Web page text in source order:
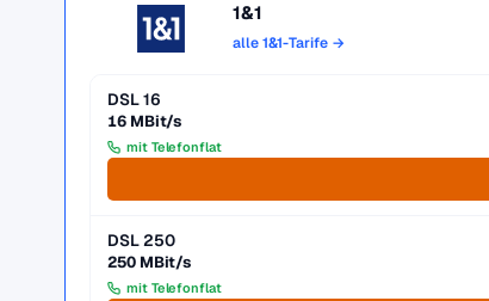
1&1
alle 1&1-Tarife →
DSL 16
16 MBit/s
mit Telefonflat
DSL 250
250 MBit/s
mit Telefonflat